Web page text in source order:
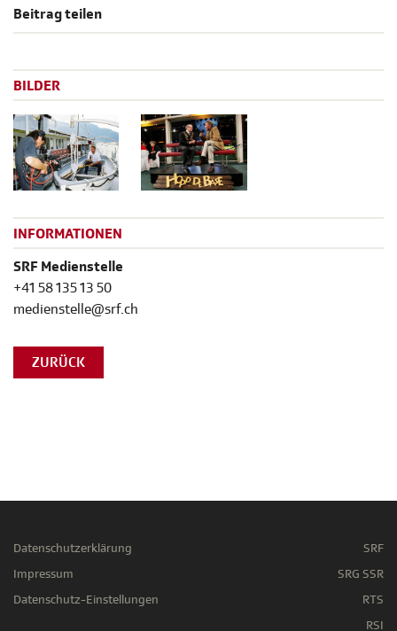
Beitrag teilen
BILDER
INFORMATIONEN
SRF Medienstelle
+41 58 135 13 50
medienstelle@srf.ch
ZURÜCK
Datenschutzerklärung
Impressum
Datenschutz-Einstellungen
SRF
SRG SSR
RTS
RSI